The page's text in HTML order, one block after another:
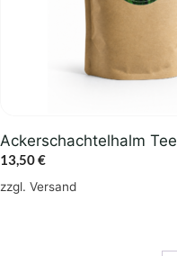
Ackerschachtelhalm Tee
13,50€
zzgl. Versand